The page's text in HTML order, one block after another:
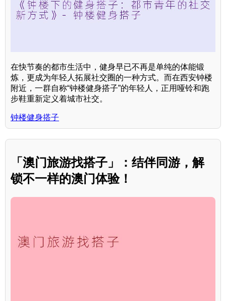
在快节奏的都市生活中，健身早已不再是单纯的体能锻
炼，更成为年轻人拓展社交圈的一种方式。而在西安钟楼
附近，一群自称“钟楼健身搭子”的年轻人，正用哑铃和跑
步鞋重新定义着城市社交。
钟楼健身搭子
「澳门旅游找搭子」：结伴同游，解
锁不一样的澳门体验！